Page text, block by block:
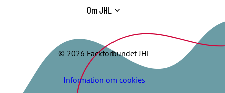
Om JHL
© 2026 Fackförbundet JHL
Information om cookies